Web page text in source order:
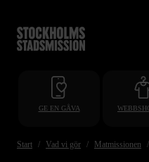
till
GE EN GÅVA
Start Vad vi gör Matmissionen